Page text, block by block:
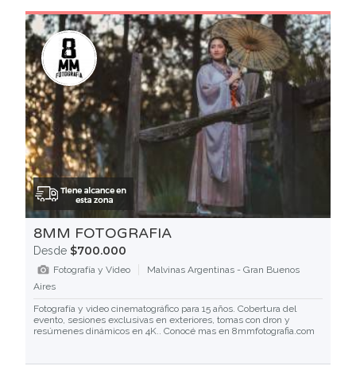
8MM FOTOGRAFIA
Desde $700.000
Fotografía y Video
Malvinas Argentinas - Gran Buenos
Aires
Fotografía y video cinematográfico para 15 años. Cobertura del
evento, sesiones exclusivas en exteriores, tomas con dron y
resúmenes dinámicos en 4K.. Conocé mas en 8mmfotografia.com